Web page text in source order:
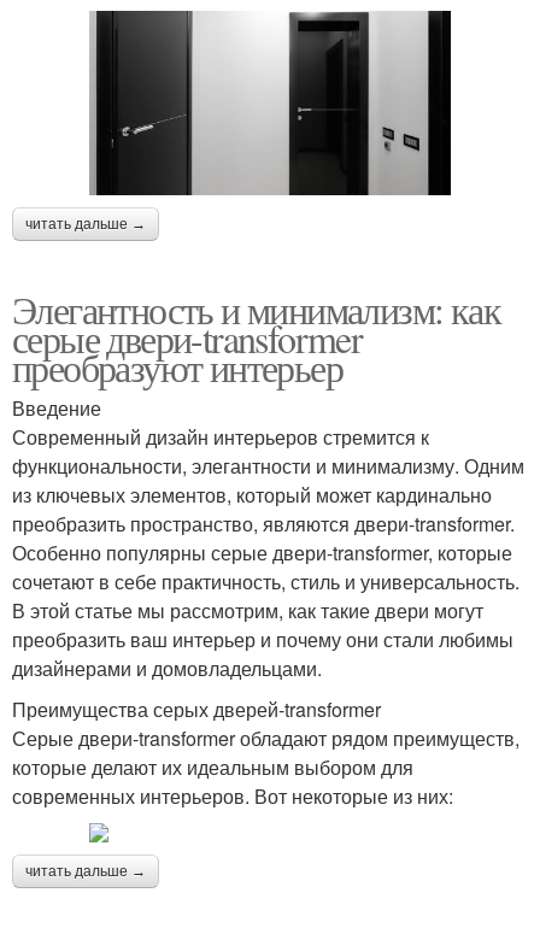
читать дальше →
Элегантность и минимализм: как
серые двери-transformer
преобразуют интерьер
Введение
Современный дизайн интерьеров стремится к
функциональности, элегантности и минимализму. Одним
из ключевых элементов, который может кардинально
преобразить пространство, являются двери-transformer.
Особенно популярны серые двери-transformer, которые
сочетают в себе практичность, стиль и универсальность.
В этой статье мы рассмотрим, как такие двери могут
преобразить ваш интерьер и почему они стали любимы
дизайнерами и домовладельцами.
Преимущества серых дверей-transformer
Серые двери-transformer обладают рядом преимуществ,
которые делают их идеальным выбором для
современных интерьеров. Вот некоторые из них:
читать дальше →